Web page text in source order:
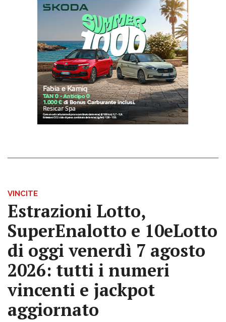
VINCITE
Estrazioni Lotto,
SuperEnalotto e 10eLotto
di oggi venerdì 7 agosto
2026: tutti i numeri
vincenti e jackpot
aggiornato